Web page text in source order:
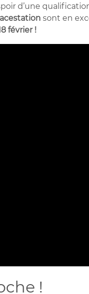
d’une
sont en
février !
!